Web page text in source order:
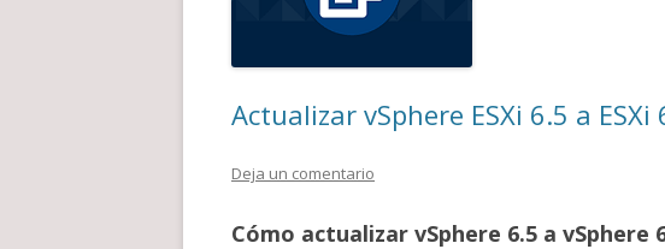
Actualizar vSphere ESXi 6.5 a ESXi
Deja un comentario
Cómo actualizar vSphere 6.5 a